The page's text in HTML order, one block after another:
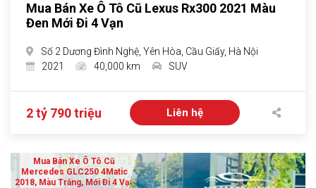
Mua Bán Xe Ô Tô Cũ Lexus Rx300 2021 Màu
Đen Mới Đi 4 Vạn
Số 2 Dương Đình Nghệ, Yên Hòa, Cầu Giấy, Hà Nội
2021
40,000 km SUV
2 tỷ 790 triệu Liên hệ
Mua Bán Xe Ô Tô Cũ
Mercedes GLC250 4Matic
2018, Màu Trắng, Mới Đi 4 Vạn